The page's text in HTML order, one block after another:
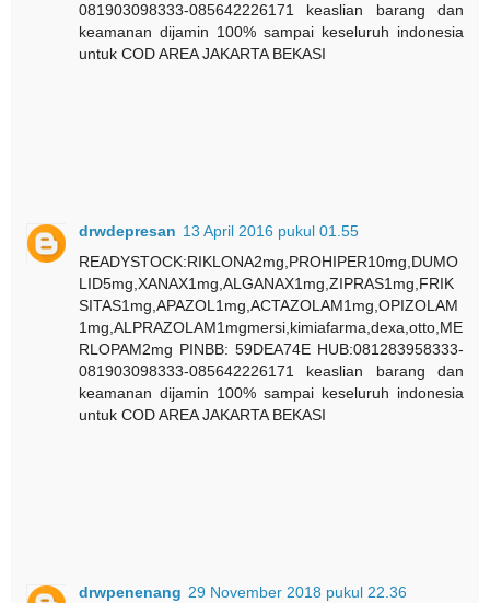
081903098333-085642226171 keaslian barang dan
keamanan dijamin 100% sampai keseluruh indonesia
untuk COD AREA JAKARTA BEKASI
drwdepresan 13 April 2016 pukul 01.55
READYSTOCK:RIKLONA2mg,PROHIPER10mg,DUMO
LID5mg,XANAX1mg,ALGANAX1mg,ZIPRAS1mg,FRIK
SITAS1mg,APAZOL1mg,ACTAZOLAM1mg,OPIZOLAM
1mg,ALPRAZOLAM1mgmersi,kimiafarma,dexa,otto,ME
RLOPAM2mg PINBB: 59DEA74E HUB:081283958333-
081903098333-085642226171 keaslian barang dan
keamanan dijamin 100% sampai keseluruh indonesia
untuk COD AREA JAKARTA BEKASI
drwpenenang 29 November 2018 pukul 22.36